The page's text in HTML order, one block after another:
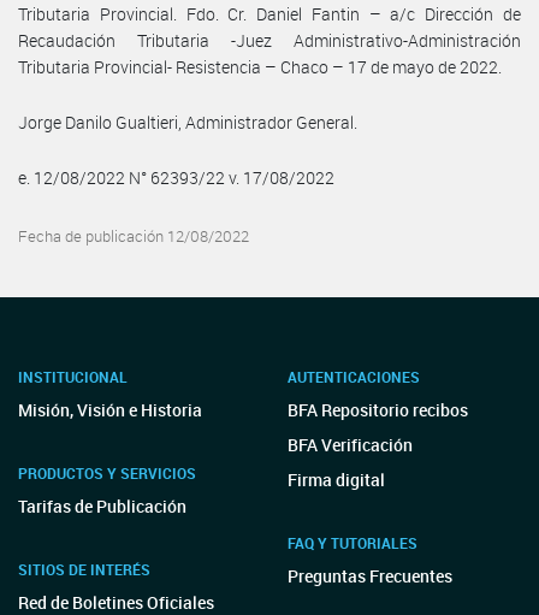
Tributaria Provincial. Fdo. Cr. Daniel Fantin – a/c Dirección de
Recaudación Tributaria -Juez Administrativo-Administración
Tributaria Provincial- Resistencia – Chaco – 17 de mayo de 2022.
Jorge Danilo Gualtieri, Administrador General.
e. 12/08/2022 N° 62393/22 v. 17/08/2022
Fecha de publicación 12/08/2022
INSTITUCIONAL
Misión, Visión e Historia
PRODUCTOS Y SERVICIOS
Tarifas de Publicación
SITIOS DE INTERÉS
Red de Boletines Oficiales
AUTENTICACIONES
BFA Repositorio recibos
BFA Verificación
Firma digital
FAQ Y TUTORIALES
Preguntas Frecuentes